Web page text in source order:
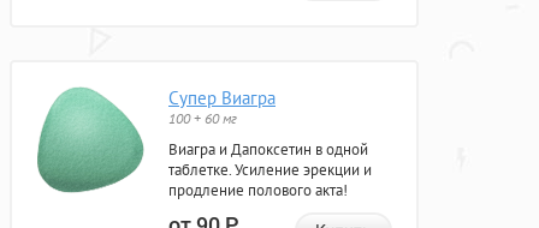
Супер Виагра
100 + 60 мг
Виагра и Дапоксетин в одной
таблетке. Усиление эрекции и
продление полового акта!